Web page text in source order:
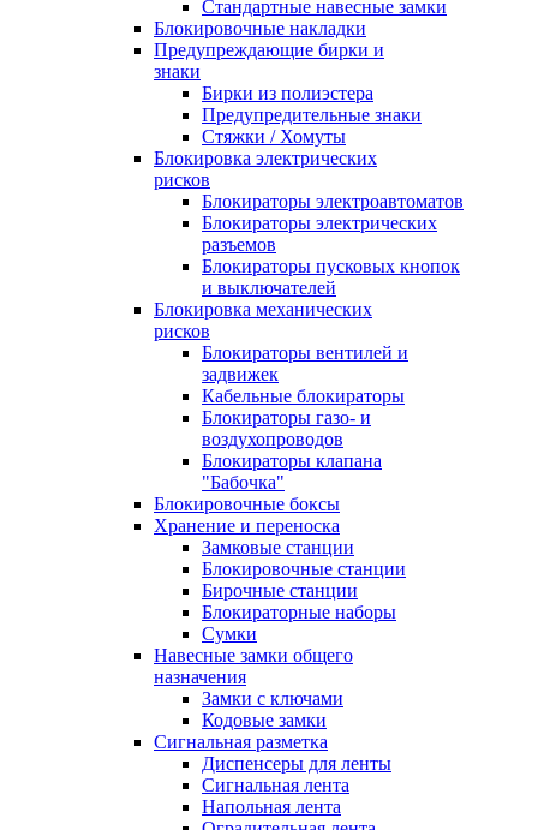
Стандартные навесные замки
Блокировочные накладки
Предупреждающие бирки и
знаки
Бирки из полиэстера
Предупредительные знаки
Стяжки / Хомуты
Блокировка электрических
рисков
Блокираторы электроавтоматов
Блокираторы электрических
разъемов
Блокираторы пусковых кнопок
и выключателей
Блокировка механических
рисков
Блокираторы вентилей и
задвижек
Кабельные блокираторы
Блокираторы газо- и
воздухопроводов
Блокираторы клапана
"Бабочка"
Блокировочные боксы
Хранение и переноска
Замковые станции
Блокировочные станции
Бирочные станции
Блокираторные наборы
Сумки
Навесные замки общего
назначения
Замки с ключами
Кодовые замки
Сигнальная разметка
Диспенсеры для ленты
Сигнальная лента
Напольная лента